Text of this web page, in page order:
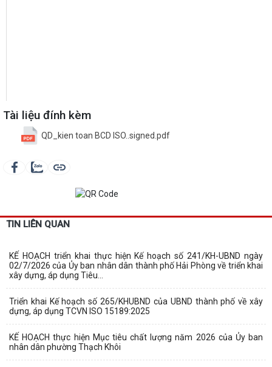
Tài liệu đính kèm
QD_kien toan BCD ISO..signed.pdf
TIN LIÊN QUAN
KẾ HOẠCH triển khai thực hiện Kế hoạch số 241/KH-UBND ngày
02/7/2026 của Ủy ban nhân dân thành phố Hải Phòng về triển khai
xây dựng, áp dụng Tiêu...
Triển khai Kế hoạch số 265/KHUBND của UBND thành phố về xây
dựng, áp dụng TCVN ISO 15189:2025
KẾ HOẠCH thực hiện Mục tiêu chất lượng năm 2026 của Ủy ban
nhân dân phường Thạch Khôi